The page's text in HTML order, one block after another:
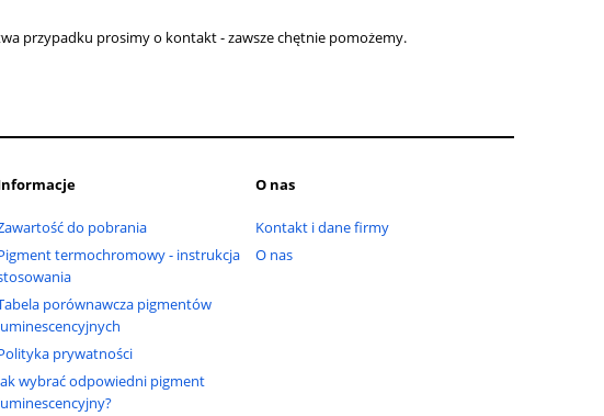
przypadku prosimy o kontakt - zawsze chętnie pomożemy.
do pobrania
termochromowy - instrukcja
porównawcza pigmentów
prywatności
wybrać odpowiedni pigment
O nas
Kontakt i dane firmy
O nas